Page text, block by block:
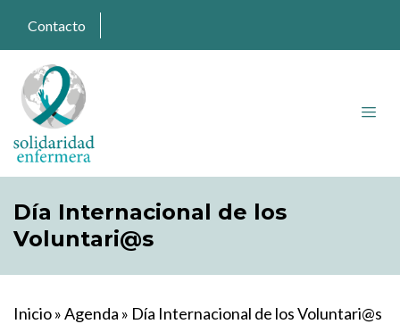
Contacto
Día Internacional de los
Voluntari@s
Inicio»Agenda » Día Internacional de los Voluntari@s